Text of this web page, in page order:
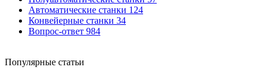
Автоматические станки 124
Конвейерные станки 34
Вопрос-ответ 984
Популярные статьи